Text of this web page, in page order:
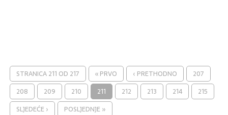
STRANICA 211 OD 217 « PRVO ‹ PRETHODNO
207
208
209 210 211 212 213 214
215
SLJEDEĆE ›
POSLJEDNJE »